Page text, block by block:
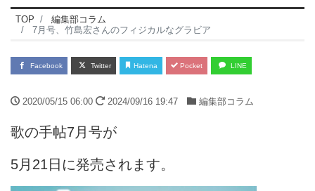
TOP
編集部コラム
7月号、竹島宏さんのフィジカルなグラビア
Facebook Twitter Hatena Pocket LINE
2020/05/15 06:00 2024/09/16 19:47 編集部コラム
歌の手帖7月号が
5月21日に発売されます。